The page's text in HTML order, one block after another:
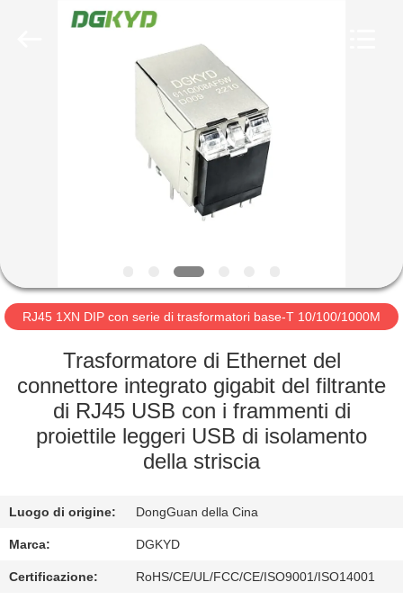
CIRCA
NOI
GIRO
DELLA
FABBRICA
DI
QUALITÀ
RJ45 1XN DIP con serie di trasformatori base-T 10/100/1000M
Trasformatore di Ethernet del
connettore integrato gigabit del filtrante
di RJ45 USB con i frammenti di
proiettile leggeri USB di isolamento
della striscia
Luogo di origine: DongGuan della Cina
Marca: DGKYD
Certificazione: RoHS/CE/UL/FCC/CE/ISO9001/ISO14001